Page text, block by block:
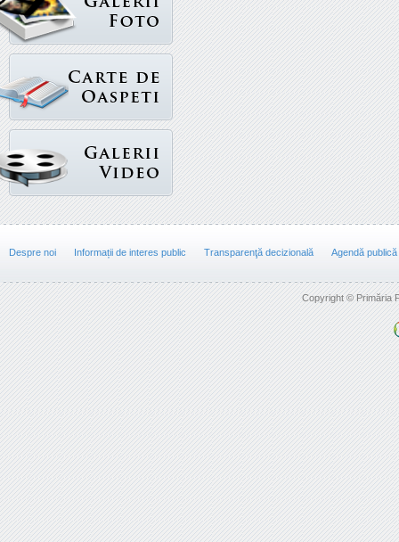
Despre noi Informații de interes public Transparenţă decizională Agendă publică
Copyright © Primăria